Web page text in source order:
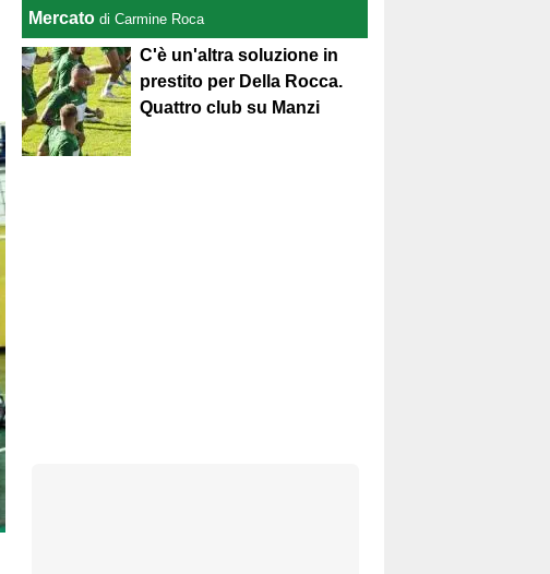
Mercato di Carmine Roca
C'è un'altra soluzione in
prestito per Della Rocca.
Quattro club su Manzi